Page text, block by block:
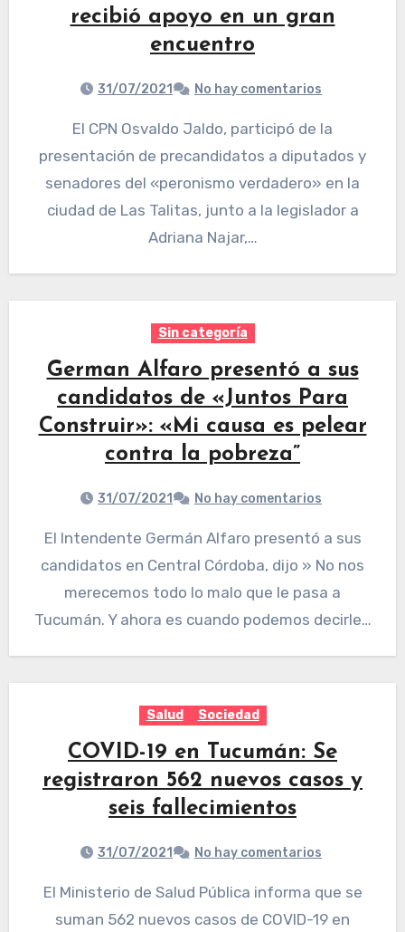
recibió apoyo en un gran
encuentro
31/07/2021 No hay comentarios
El CPN Osvaldo Jaldo, participó de la
presentación de precandidatos a diputados y
senadores del «peronismo verdadero» en la
ciudad de Las Talitas, junto a la legislador a
Adriana Najar,…
Sin categoría
German Alfaro presentó a sus
candidatos de «Juntos Para
Construir»: «Mi causa es pelear
contra la pobreza”
31/07/2021 No hay comentarios
El Intendente Germán Alfaro presentó a sus
candidatos en Central Córdoba, dijo » No nos
merecemos todo lo malo que le pasa a
Tucumán. Y ahora es cuando podemos decirle…
Salud Sociedad
COVID-19 en Tucumán: Se
registraron 562 nuevos casos y
seis fallecimientos
31/07/2021 No hay comentarios
El Ministerio de Salud Pública informa que se
suman 562 nuevos casos de COVID-19 en